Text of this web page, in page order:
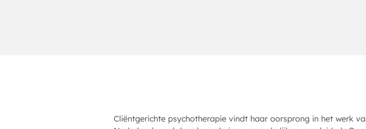
Cliëntgerichte psychotherapie vindt haar oorsprong in het werk